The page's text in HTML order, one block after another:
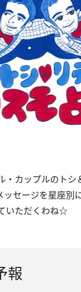
・カップルのト
ッセージを星座別
いただくわね☆
報